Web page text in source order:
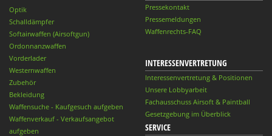
Optik
Schalldämpfer
Softairwaffen (Airsoftgun)
Ordonnanzwaffen
Vorderlader
Westernwaffen
Zubehör
Bekleidung
Waffensuche - Kaufgesuch aufgeben
Waffenverkauf - Verkaufsangebot
aufgeben
Pressekontakt
Pressemeldungen
Waffenrechts-FAQ
INTERESSENVERTRETUNG
Interessenvertretung & Positionen
Unsere Lobbyarbeit
Fachausschuss Airsoft & Paintball
Gesetzgebung im Überblick
SERVICE